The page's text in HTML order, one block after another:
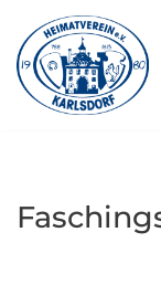
Zum
Inhalt
springen